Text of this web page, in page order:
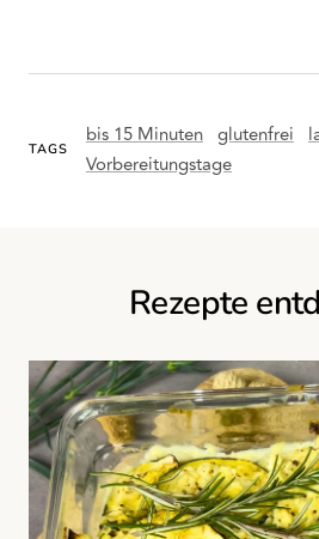
TAGS
bis 15 Minuten glutenfrei
Vorbereitungstage
Rezepte